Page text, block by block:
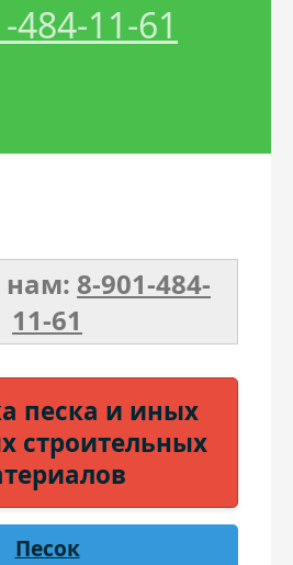
Чернозем
484-11-61
нам: 8-901-484-
11-61
песка и иных
строительных
Песок